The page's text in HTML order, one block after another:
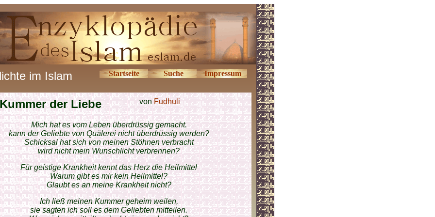
im Islam Startseite Suche Impressum
der Liebe vonFudhuli
Mich hat es vom Leben überdrüssig gemacht.
kann der Geliebte von Quälerei nicht überdrüssig werden?
Schicksal hat sich von meinen Stöhnen verbracht
wird nicht mein Wunschlicht verbrennen?
Für geistige Krankheit kennt das Herz die Heilmittel
Warum gibt es mir kein Heilmittel?
Glaubt es an meine Krankheit nicht?
Ich ließ meinen Kummer geheim weilen,
sie sagten ich soll es dem Geliebten mitteilen.